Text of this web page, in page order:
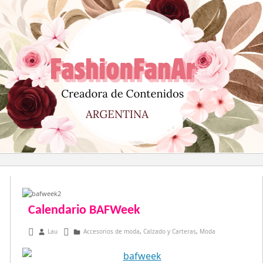
al
contenido
Calendario BAFWeek
julio 26, 2013
Lau Accesorios de moda, Calzado y Carteras, Moda